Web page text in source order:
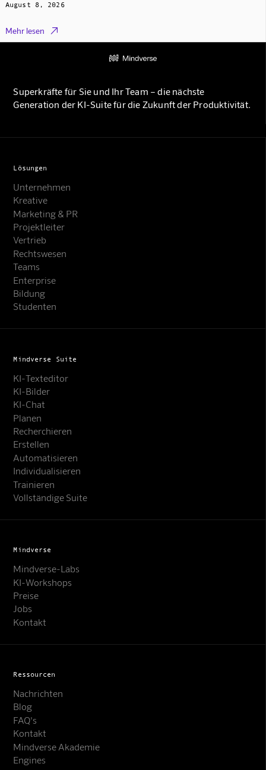
Online · KI-Assistent
August 8, 2026
Mehr lesen 
Superkräfte für Sie und Ihr Team – die nächste
Generation der KI-Suite für die Zukunft der Produktivität.
Lösungen
Unternehmen
Kreative
Marketing & PR
Projektleiter
Vertrieb
Rechtswesen
Teams
Enterprise
Bildung
Studenten
Mindverse Suite
KI-Texteditor
KI-Bilder
KI-Chat
Planen
Recherchieren
Erstellen
Automatisieren
Individualisieren
Trainieren
Vollständige Suite
Mindverse
Mindverse-Labs
KI-Workshops
Preise
Jobs
Kontakt
Ressourcen
Nachrichten
Blog
FAQ's
Kontakt
Mindverse Akademie
Engines